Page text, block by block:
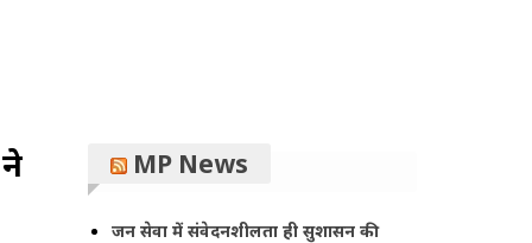
MP News
जन सेवा में संवेदनशीलता ही सुशासन की